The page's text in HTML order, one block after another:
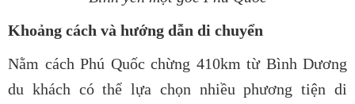
Khoảng cách và hướng dẫn di chuyển
Nằm cách Phú Quốc chừng 410km từ Bình Dương
du khách có thể lựa chọn nhiều phương tiện di